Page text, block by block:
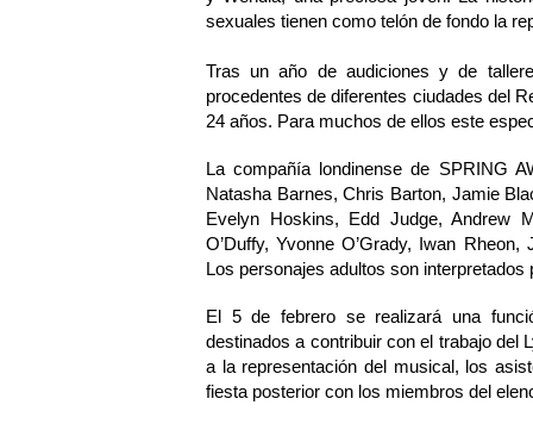
sexuales tienen como telón de fondo la
Tras un año de audiciones y de
procedentes de diferentes ciudades del
24 años. Para muchos de ellos este
La compañía londinense de SPRING
Natasha Barnes, Chris Barton, Jamie
Evelyn Hoskins, Edd Judge, Andrew
O’Duffy, Yvonne O’Grady, Iwan
Los personajes adultos son
El 5 de febrero se realizará una
destinados a contribuir con el trabajo del
a la representación del musical, los
fiesta posterior con los miembros del